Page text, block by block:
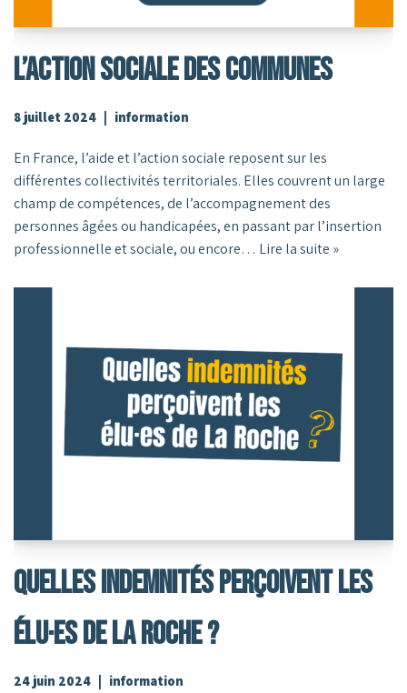
L’action Sociale Des Communes
8 juillet 2024 information
En France, l’aide et l’action sociale reposent sur les
différentes collectivités territoriales. Elles couvrent un large
champ de compétences, de l’accompagnement des
personnes âgées ou handicapées, en passant par l’insertion
professionnelle et sociale, ou encore… Lire la suite »
Quelles Indemnités Perçoivent Les
Élu·es De La Roche ?
24 juin 2024 information